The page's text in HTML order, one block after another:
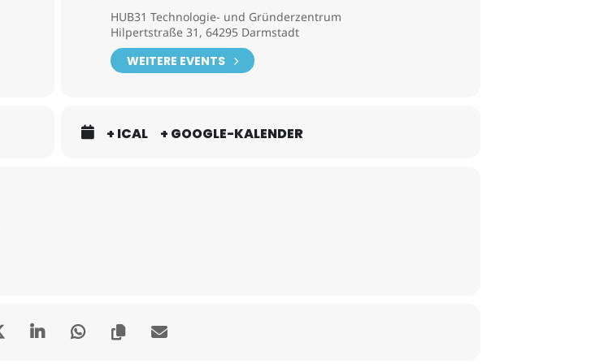
HUB31 Technologie- und Gründerzentrum
Hilpertstraße 31, 64295 Darmstadt
WEITERE EVENTS
+ ICAL + GOOGLE-KALENDER